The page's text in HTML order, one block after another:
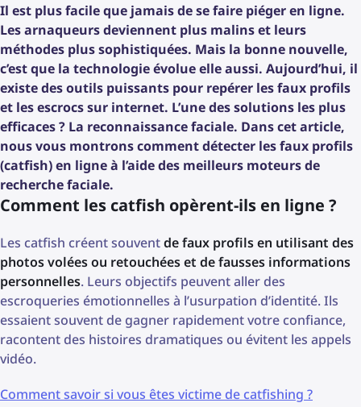
Il est plus facile que jamais de se faire piéger en ligne.
Les arnaqueurs deviennent plus malins et leurs
méthodes plus sophistiquées. Mais la bonne nouvelle,
c’est que la technologie évolue elle aussi. Aujourd’hui, il
existe des outils puissants pour repérer les faux profils
et les escrocs sur internet. L’une des solutions les plus
efficaces ? La reconnaissance faciale. Dans cet article,
nous vous montrons comment détecter les faux profils
(catfish) en ligne à l’aide des meilleurs moteurs de
recherche faciale.
Comment les catfish opèrent-ils en ligne ?
Les catfish créent souventde faux profils en utilisant des
photos volées ou retouchées et de fausses informations
personnelles. Leurs objectifs peuvent aller des
escroqueries émotionnelles à l’usurpation d’identité. Ils
essaient souvent de gagner rapidement votre confiance,
racontent des histoires dramatiques ou évitent les appels
vidéo.
Comment savoir si vous êtes victime de catfishing ?